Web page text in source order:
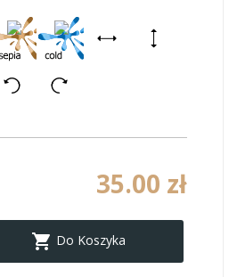
35.00 zł
 Do Koszyka